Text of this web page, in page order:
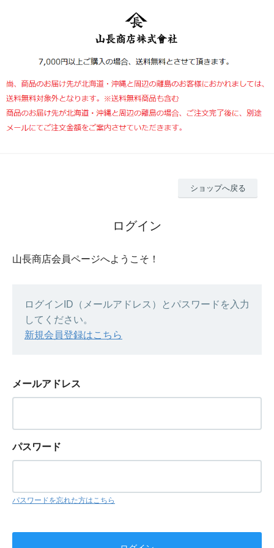
ショップへ戻る
ログイン
山長商店会員ページへようこそ！
ログインID（メールアドレス）とパスワードを入力
してください。
新規会員登録はこちら
メールアドレス
パスワード
パスワードを忘れた方はこちら